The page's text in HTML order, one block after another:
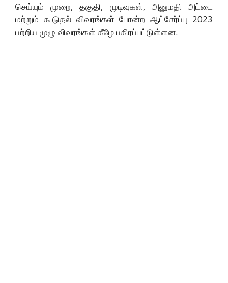
செய்யும் முறை, தகுதி, முடிவுகள், அனுமதி அட்டை
மற்றும் கூடுதல் விவரங்கள் போன்ற ஆட்சேர்ப்பு 2023
பற்றிய முழு விவரங்கள் கீழே பகிரப்பட்டுள்ளன.